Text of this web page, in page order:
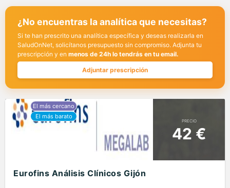
¿No encuentras la analítica que necesitas?
Si te han prescrito una analítica específica y deseas realizarla en
SaludOnNet, solicítanos presupuesto sin compromiso. Adjunta tu
prescripción y en menos de 24h lo tendrás en tu email.
Adjuntar prescripción
PRECIO
42 €
Eurofins Análisis Clínicos Gijón